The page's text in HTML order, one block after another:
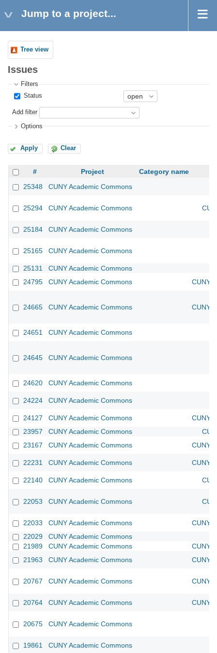
Jump to a project...
Tree view
Issues
Filters
Status
Add filter
Options
Apply Clear
# Project
Category name
25348
CUNY Academic Commons
25294 CUNY Academic Commons
25184 CUNY Academic Commons
25165 CUNY Academic Commons
25131
CUNY Academic Commons
24795
CUNY Academic Commons CUNY
24665 CUNY Academic Commons CUNY
24651 CUNY Academic Commons
24645 CUNY Academic Commons
24620 CUNY Academic Commons
24224 CUNY Academic Commons
24127 CUNY Academic Commons
CUNY
23957
CUNY Academic Commons
23167
CUNY Academic Commons CUNY
22231 CUNY Academic Commons CUNY
22140 CUNY Academic Commons
22053 CUNY Academic Commons
22033 CUNY Academic Commons
CUNY
22029
CUNY Academic Commons
21989
CUNY Academic Commons
CUNY
21963
CUNY Academic Commons CUNY
20767 CUNY Academic Commons CUNY
20764 CUNY Academic Commons CUNY
20675 CUNY Academic Commons
19861 CUNY Academic Commons